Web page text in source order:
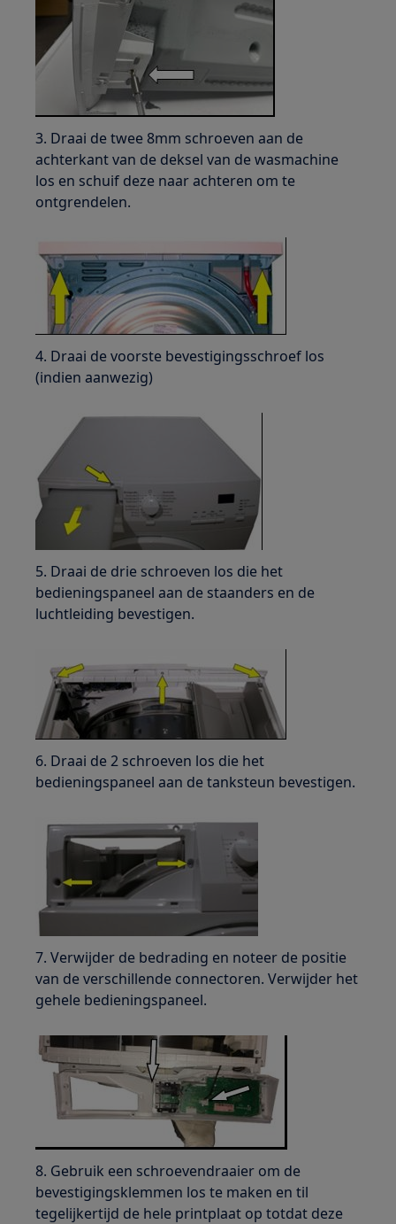
3. Draai de twee 8mm schroeven aan de
achterkant van de deksel van de wasmachine
los en schuif deze naar achteren om te
ontgrendelen.
4. Draai de voorste bevestigingsschroef los
(indien aanwezig)
5. Draai de drie schroeven los die het
bedieningspaneel aan de staanders en de
luchtleiding bevestigen.
6. Draai de 2 schroeven los die het
bedieningspaneel aan de tanksteun bevestigen.
7. Verwijder de bedrading en noteer de positie
van de verschillende connectoren. Verwijder het
gehele bedieningspaneel.
8. Gebruik een schroevendraaier om de
bevestigingsklemmen los te maken en til
tegelijkertijd de hele printplaat op totdat deze